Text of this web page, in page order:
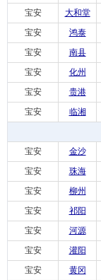
宝安
大和堂
宝安
鸿泰
宝安
南县
宝安
化州
宝安
贵港
宝安
临湘
宝安
金沙
宝安
珠海
宝安
柳州
宝安
祁阳
宝安
河源
宝安
灌阳
宝安
黄冈